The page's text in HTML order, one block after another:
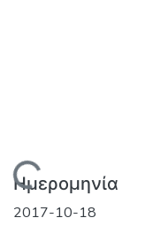
Ημερομηνία
2017-10-18